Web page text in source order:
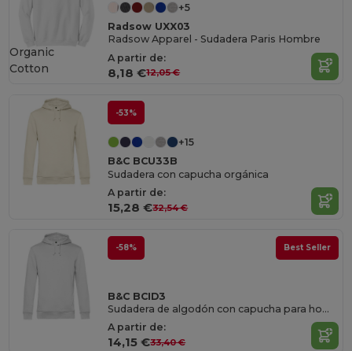
+5
Radsow UXX03
Radsow Apparel - Sudadera Paris Hombre
A partir de:
8,18 €12,05 €
Organic
Cotton
-53%
+15
B&C BCU33B
Sudadera con capucha orgánica
A partir de:
15,28 €32,54 €
-58% Best Seller
B&C BCID3
Sudadera de algodón con capucha para hombre y mujer
A partir de:
14,15 €33,40 €